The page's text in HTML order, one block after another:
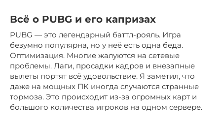
Всё о PUBG и его капризах
PUBG — это легендарный баттл-рояль. Игра
безумно популярна, но у неё есть одна беда.
Оптимизация. Многие жалуются на сетевые
проблемы. Лаги, просадки кадров и внезапные
вылеты портят всё удовольствие. Я заметил, что
даже на мощных ПК иногда случаются странные
тормоза. Это происходит из-за огромных карт и
большого количества игроков на одном сервере.